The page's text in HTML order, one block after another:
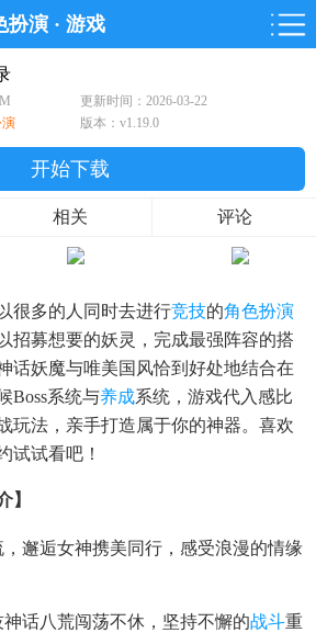
扮演 · 游戏
蒙
件
更新时间：2026-03-22
版本：v1.19.0
开始下载
相关 评论
很多的人同时去进行竞技的角色扮演
招募想要的妖灵，完成最强阵容的搭
话妖魔与唯美国风恰到好处地结合在
boss系统与养成系统，游戏代入感比
玩法，亲手打造属于你的神器。喜欢
试试看吧！
】
，邂逅女神携美同行，感受浪漫的情缘
话八荒闯荡不休，坚持不懈的战斗重